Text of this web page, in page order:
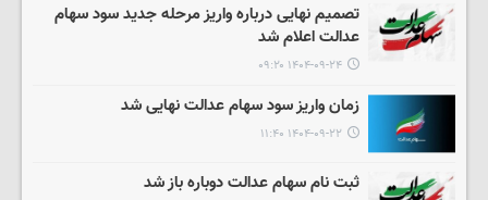
تصمیم نهایی درباره واریز مرحله جدید سود سهام
عدالت اعلام شد
۱۴۰۴-۰۹-۲۴ ۰۹:۲۰
زمان واریز سود سهام عدالت نهایی شد
۱۴۰۴-۰۹-۲۲ ۱۱:۴۰
ثبت نام سهام عدالت دوباره باز شد